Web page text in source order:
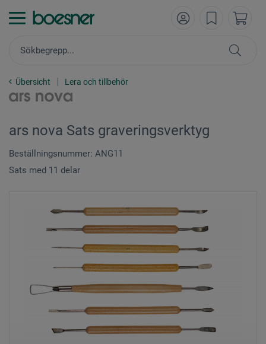
Übersicht Lera och tillbehör
ars nova Sats graveringsverktyg
Beställningsnummer: ANG11
Sats med 11 delar